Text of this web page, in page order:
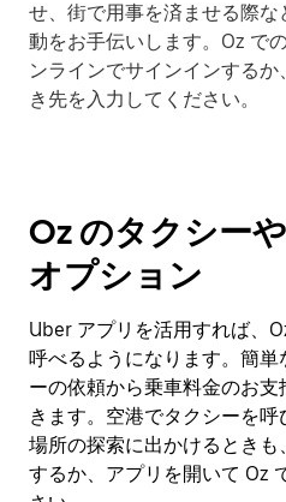
せ、街で用事を済ませる際
動をお手伝いします。Oz で
ンラインでサインインする
き先を入力してください。
Oz のタクシー
オプション
Uber アプリを活用すれば、
呼べるようになります。簡
ーの依頼から乗車料金のお
きます。空港でタクシーを
場所の探索に出かけるとき
するか、アプリを開いて Oz